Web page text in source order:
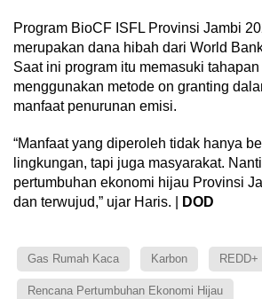
Program BioCF ISFL Provinsi Jambi
merupakan dana hibah dari World
Saat ini program itu memasuki
menggunakan metode on granting
manfaat penurunan emisi.
“Manfaat yang diperoleh tidak hanya
lingkungan, tapi juga masyarakat.
pertumbuhan ekonomi hijau Provinsi
dan terwujud,” ujar Haris. |
DOD
Gas Rumah Kaca Karbon REDD+
Rencana Pertumbuhan Ekonomi Hijau